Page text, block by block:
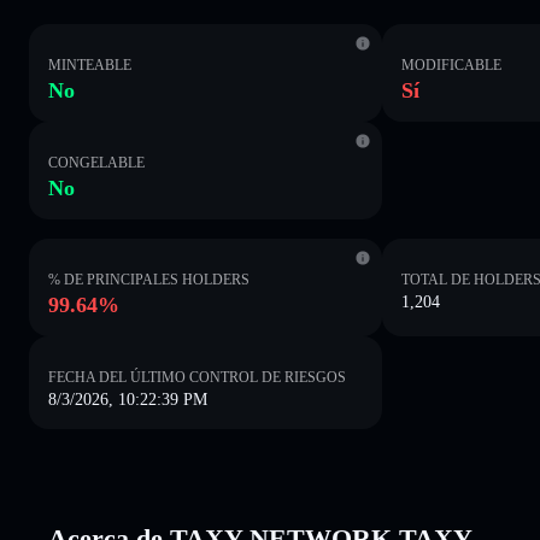
MINTEABLE
No
MODIFICABLE
Sí
CONGELABLE
No
% DE PRINCIPALES HOLDERS
99.64%
TOTAL DE
1,204
FECHA DEL ÚLTIMO CONTROL DE RIESGOS
8/3/2026, 10:22:39 PM